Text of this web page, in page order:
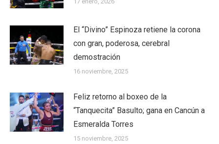
El “Divino” Espinoza retiene la corona
con gran, poderosa, cerebral
demostración
16 noviembre, 2025
Feliz retorno al boxeo de la
“Tanquecita” Basulto; gana en Cancún a
Esmeralda Torres
15 noviembre, 2025